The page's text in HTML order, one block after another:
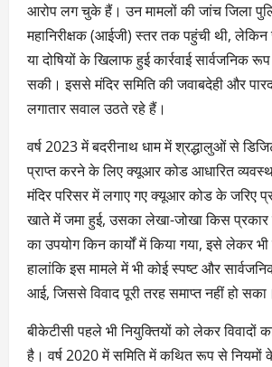
आरोप लग चुके हैं। उन मामलों की जांच जिला
महानिरीक्षक (आईजी) स्तर तक पहुंची थी, लेकिन
या दोषियों के खिलाफ हुई कार्रवाई सार्वजनिक
सकी। इससे मंदिर समिति की जवाबदेही और
लगातार सवाल उठते रहे हैं।
वर्ष 2023 में बदरीनाथ धाम में श्रद्धालुओं से
प्राप्त करने के लिए क्यूआर कोड आधारित
मंदिर परिसर में लगाए गए क्यूआर कोड के जरिए
खाते में जमा हुई, उसका लेखा-जोखा किस प्रकार
का उपयोग किन कार्यों में किया गया, इसे लेकर
हालांकि इस मामले में भी कोई स्पष्ट और
आई, जिससे विवाद पूरी तरह समाप्त नहीं हो सका।
बीकेटीसी पहले भी नियुक्तियों को लेकर विवादों
है। वर्ष 2020 में समिति में कथित रूप से नियमों के